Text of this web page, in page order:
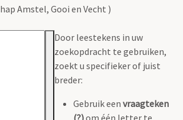
Amstel, Gooi en Vecht )
Door leestekens in uw
zoekopdracht te gebruiken,
zoekt u specifieker of juist
breder:
Gebruik een vraagteken
(?)om één letter te